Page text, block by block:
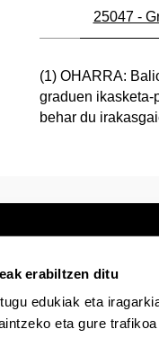
erabiltzen ditu
edukiak eta
eta gure
25047 -
(1) OHARRA:
graduen ikasketa-
behar du